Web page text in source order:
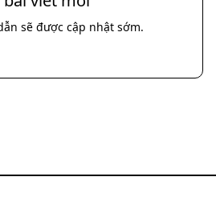
sẽ được cập nhật sớm.